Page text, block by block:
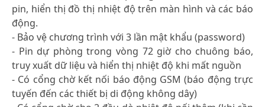
pin, hiển thị đồ thị nhiệt độ trên màn hình và các báo
động.
- Bảo vệ chương trình với 3 lần mật khẩu (password)
- Pin dự phòng trong vòng 72 giờ cho chuông báo,
truy xuất dữ liệu và hiển thị nhiệt độ khi mất nguồn
- Có cổng chờ kết nối báo động GSM (báo động trực
tuyến đến các thiết bị di động không dây)